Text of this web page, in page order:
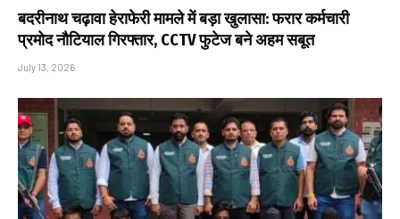
बदरीनाथ चढ़ावा हेराफेरी मामले में बड़ा खुलासा: फरार कर्मचारी
प्रमोद नौटियाल गिरफ्तार, CCTV फुटेज बने अहम सबूत
July 13, 2026